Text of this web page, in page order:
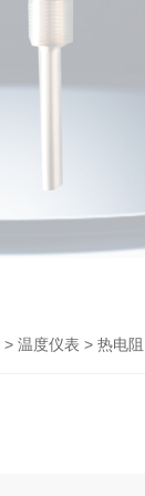
> 温度仪表 > 热电阻